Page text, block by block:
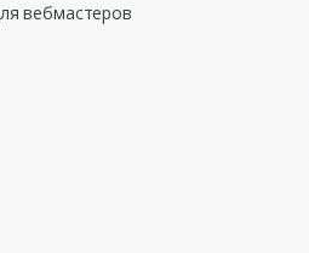
вебмастеров